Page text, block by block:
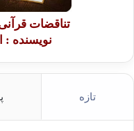
تناقضات
نویسنده :
تازه